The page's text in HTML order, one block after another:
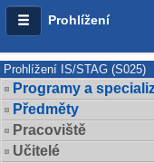
Prohlížení
Prohlížení IS/STAG (S025)
Programy a
Předměty
Pracoviště
Učitelé